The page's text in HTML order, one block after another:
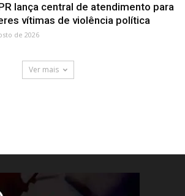
lança central de atendimento para
vítimas de violência política
de 2026
Ver mais